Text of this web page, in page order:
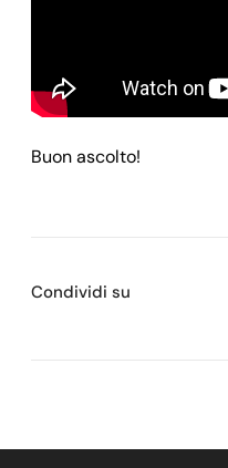
Buon ascolto!
Condividi su